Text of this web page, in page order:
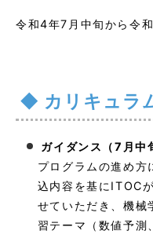
令和4年7月中旬から令
カリキュラ
ガイダンス（7月中
プログラムの進め方
込内容を基にITOC
せていただき、機械
習テーマ（数値予測